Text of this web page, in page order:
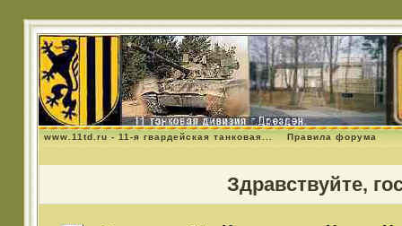
www.11td.ru - 11-я гвардейская танковая... Правила форума
Здравствуйте,